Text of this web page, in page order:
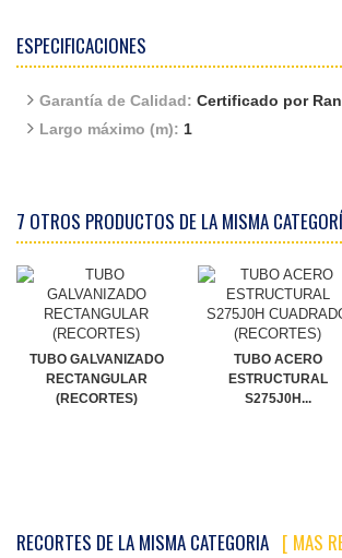
ESPECIFICACIONES
Garantía de Calidad: Certificado por
Largo máximo (m): 1
7 OTROS PRODUCTOS DE LA MISMA
TUBO GALVANIZADO
RECTANGULAR
(RECORTES)
TUBO ACERO
ESTRUCTURAL
S275J0H...
RECORTES DE LA MISMA CATEGORIA [ MAS